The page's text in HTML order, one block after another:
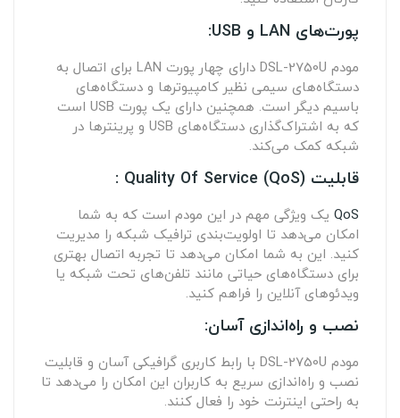
پورت‌های LAN و USB:
مودم DSL-2750U دارای چهار پورت LAN برای اتصال به
دستگاه‌های سیمی نظیر کامپیوترها و دستگاه‌های
باسیم دیگر است. همچنین دارای یک پورت USB است
که به اشتراک‌گذاری دستگاه‌های USB و پرینترها در
شبکه کمک می‌کند.
قابلیت Quality Of Service (QoS) :
QoS یک ویژگی مهم در این مودم است که به شما
امکان می‌دهد تا اولویت‌بندی ترافیک شبکه را مدیریت
کنید. این به شما امکان می‌دهد تا تجربه اتصال بهتری
برای دستگاه‌های حیاتی مانند تلفن‌های تحت شبکه یا
ویدئوهای آنلاین را فراهم کنید.
نصب و راه‌اندازی آسان:
مودم DSL-2750U با رابط کاربری گرافیکی آسان و قابلیت
نصب و راه‌اندازی سریع به کاربران این امکان را می‌دهد تا
به راحتی اینترنت خود را فعال کنند.